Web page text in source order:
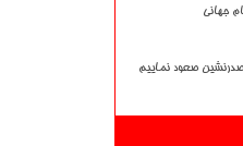
جهانی
صدرنشین صعود نماییم